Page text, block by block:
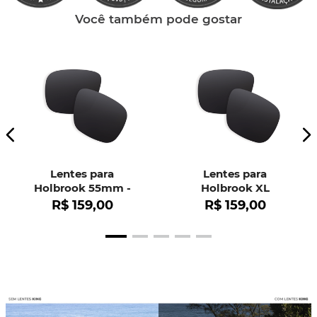
Você também pode gostar
Lentes para
Holbrook 55mm -
OO9102
R$ 159,00
Lentes para
Holbrook XL
R$ 159,00